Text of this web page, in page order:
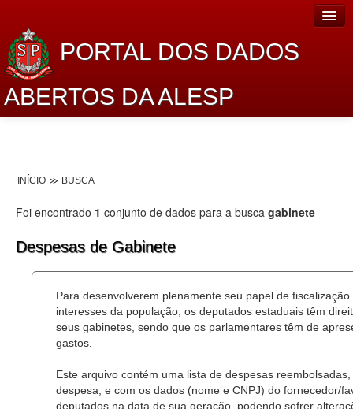
PORTAL DOS DADOS
ABERTOS DA ALESP
Lei de Acesso à Informação
Dados Governamentais Abertos
Catálogo de dados
Processo Legislativo
Deputados Estaduais
INÍCIO BUSCA
Foi encontrado 1 conjunto de dados para a busca gabinete
Despesas de Gabinete
Para desenvolverem plenamente seu papel de
interesses da população, os deputados estaduais têm
seus gabinetes, sendo que os parlamentares têm de
gastos.
Este arquivo contém uma lista de despesas
despesa, e com os dados (nome e CNPJ) do fornecedor/
deputados na data de sua geração, podendo sofrer